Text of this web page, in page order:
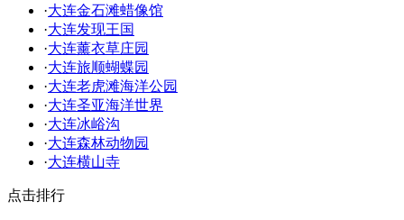
·大连金石滩蜡像馆
·大连发现王国
·大连薰衣草庄园
·大连旅顺蝴蝶园
·大连老虎滩海洋公园
·大连圣亚海洋世界
·大连冰峪沟
·大连森林动物园
·大连横山寺
点击排行